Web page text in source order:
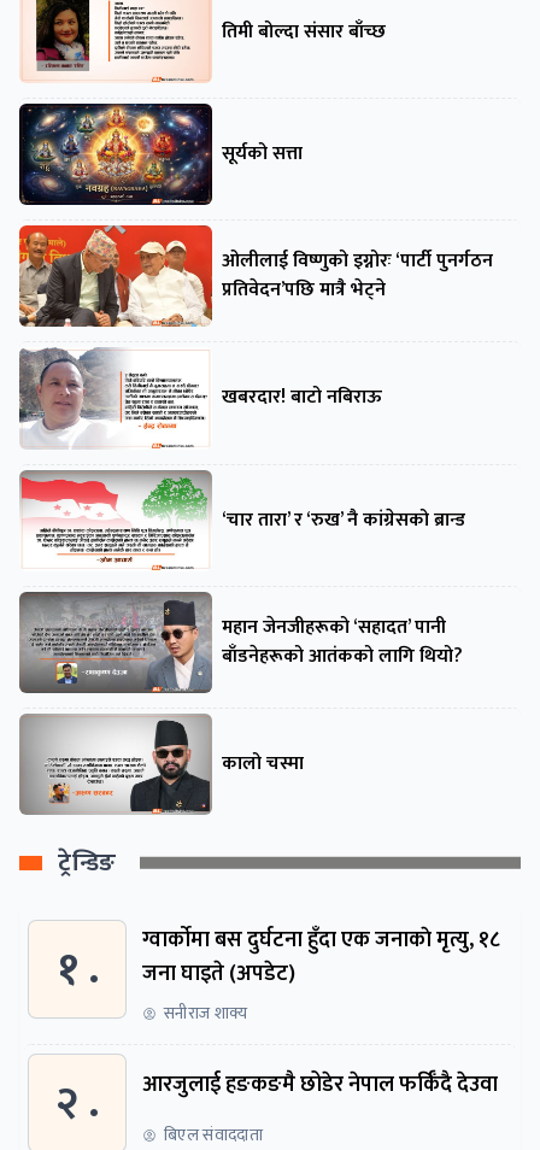
तिमी बोल्दा संसार बाँच्छ
सूर्यको सत्ता
ओलीलाई विष्णुको इग्नोरः ‘पार्टी पुनर्गठन
प्रतिवेदन’पछि मात्रै भेट्ने
खबरदार! बाटो नबिराऊ
‘चार तारा’ र ‘रुख’ नै कांग्रेसको ब्रान्ड
महान जेनजीहरूको ‘सहादत’ पानी
बाँडनेहरूको आतंकको लागि थियो?
कालो चस्मा
ट्रेन्डिङ
१ .
ग्वार्काेमा बस दुर्घटना हुँदा एक जनाकाे मृत्यु, १८
जना घाइते (अपडेट)
सनीराज शाक्य
२ . आरजुलाई हङकङमै छोडेर नेपाल फर्किँदै देउवा
बिएल संवाददाता